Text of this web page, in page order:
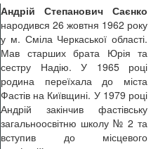
Андрій Степанович Саєнко
народився 26 жовтня 1962 року
у м. Сміла Черкаської області.
Мав старших брата Юрія та
сестру Надію. У 1965 році
родина переїхала до міста
Фастів на Київщині. У 1979 році
Андрій закінчив фастівську
загальноосвітню школу № 2 та
вступив до місцевого